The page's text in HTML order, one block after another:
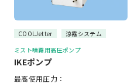
COOLJetter
涼霧システム
ミスト噴霧用高圧ポンプ
IKEポンプ
最高使用圧力：